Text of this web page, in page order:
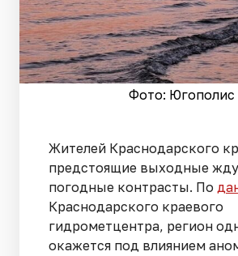
Фото: Югополис
Жителей Краснодарского
предстоящие выходные
погодные контрасты. По
Краснодарского краевого
гидрометцентра, регион
окажется под влиянием